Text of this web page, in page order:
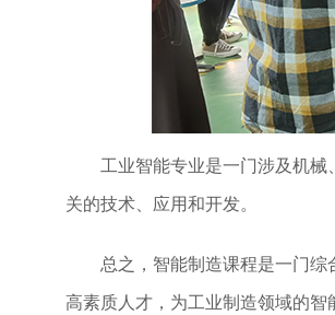
工业智能专业是一门涉及机
关的技术、应用和开发。
总之，智能制造课程是一门
高素质人才，为工业制造领域的